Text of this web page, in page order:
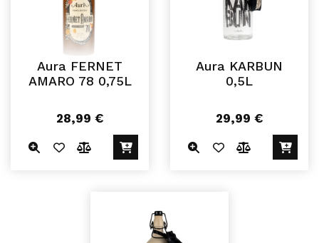
Aura FERNET
AMARO 78 0,75L
28,99 €
Aura KARBUN
0,5L
29,99 €